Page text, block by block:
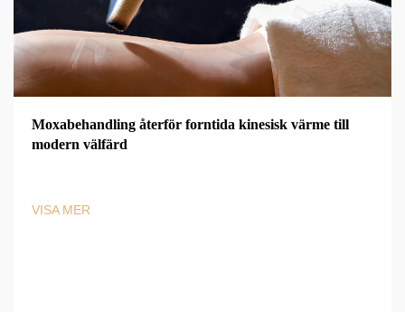
Moxabehandling återför forntida kinesisk värme till
modern välfärd
VISA MER